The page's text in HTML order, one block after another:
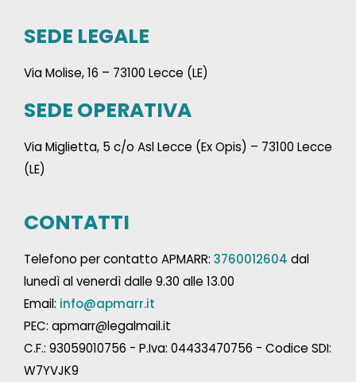
SEDE LEGALE
Via Molise, 16 – 73100 Lecce (LE)
SEDE OPERATIVA
Via Miglietta, 5 c/o Asl Lecce (Ex Opis) – 73100 Lecce
(LE)
CONTATTI
Telefono per contatto APMARR: 3760012604 dal
lunedì al venerdì dalle 9.30 alle 13.00
Email: info@apmarr.it
PEC: apmarr@legalmail.it
C.F.: 93059010756 - P.Iva: 04433470756 - Codice SDI:
W7YVJK9